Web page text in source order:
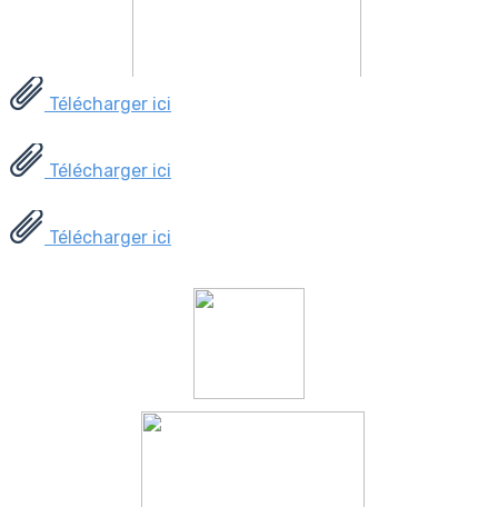
Télécharger ici
Télécharger ici
Télécharger ici